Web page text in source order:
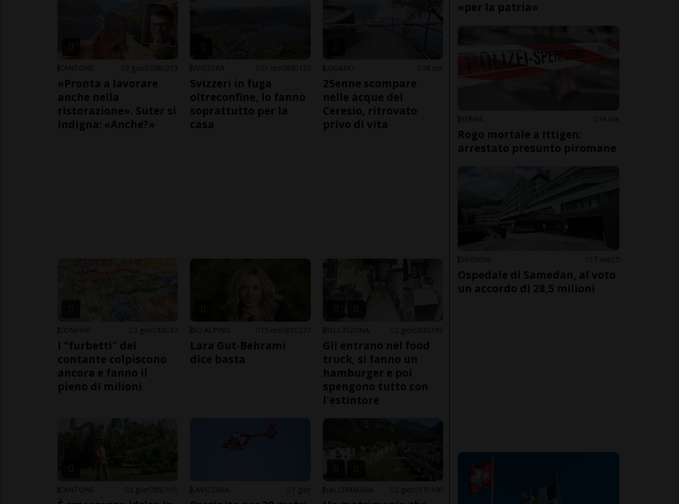
CANTONE 2 gior 208 213
«Pronta a lavorare
anche nella
ristorazione». Suter si
indigna: «Anche?»
SVIZZERA 21 ore 89 137
Svizzeri in fuga
oltreconfine, lo fanno
soprattutto per la
casa
LUGANO 18 ore
25enne scompare
nelle acque del
Ceresio, ritrovato
privo di vita
CONFINE 3 gior 10 37
I "furbetti" del
contante colpiscono
ancora e fanno il
pieno di milioni
SCI ALPINO 15 ore 61 277
Lara Gut-Behrami
dice basta
BELLINZONA 2 gior 82 192
Gli entrano nel food
truck, si fanno un
hamburger e poi
spengono tutto con
l'estintore
CANTONE 2 gior 85 101 LAVIZZARA 1 gior VALLEMAGGIA 2 gior 17 100
«per la patria»
BERNA 16 ore
Rogo mortale a Ittigen:
arrestato presunto piromane
GRIGIONI 17 ore 5
Ospedale di Samedan, al voto
un accordo di 28,5 milioni